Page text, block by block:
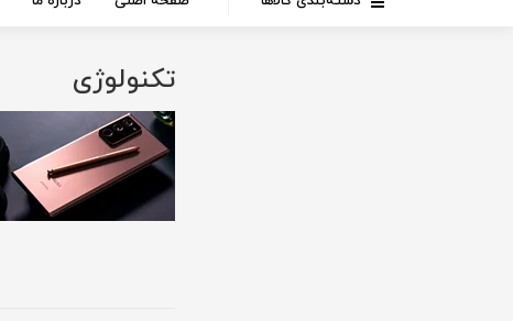
تکنولوژی